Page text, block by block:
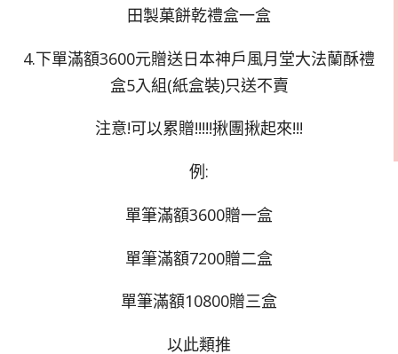
田製菓餅乾禮盒一盒
4.下單滿額3600元贈送日本神戶風月堂大法蘭酥禮
盒5入組(紙盒裝)只送不賣
注意!可以累贈!!!!!揪團揪起來!!!
例:
單筆滿額3600贈一盒
單筆滿額7200贈二盒
單筆滿額10800贈三盒
以此類推